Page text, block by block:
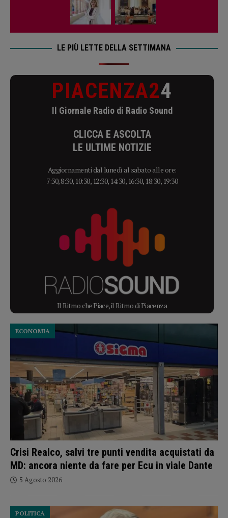
LE PIÙ LETTE DELLA SETTIMANA
PIACENZA24
Il Giornale Radio di Radio Sound
CLICCA E ASCOLTA
LE ULTIME NOTIZIE
Aggiornamenti dal lunedì al sabato alle ore:
7:30, 8:30, 10:30, 12:30, 14:30, 16:30, 18:30, 19:30
Il Ritmo che Piace, il Ritmo di Piacenza
Crisi Realco, salvi tre punti vendita acquistati da
MD: ancora niente da fare per Ecu in viale Dante
ECONOMIA
5 Agosto 2026
POLITICA